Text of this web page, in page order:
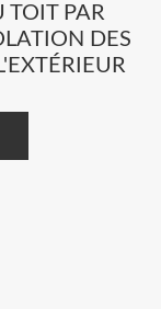
TOIT PAR
DES